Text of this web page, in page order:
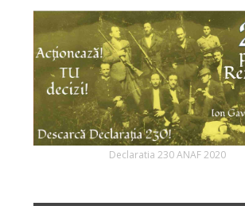
Declaratia 230 ANAF 2020